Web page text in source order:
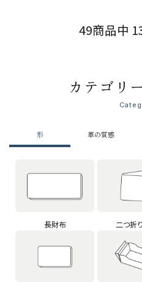
49商品中
カテゴリ
形 革の質感
長財布 二つ折